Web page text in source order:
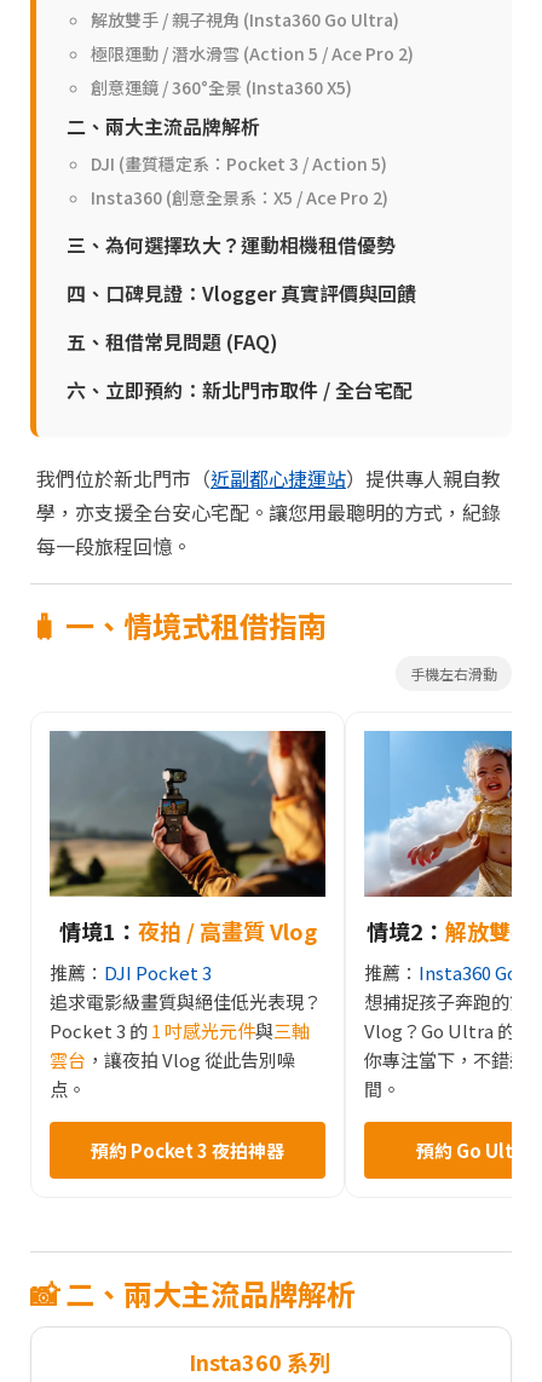
解放雙手 / 親子視角 (Insta360 Go Ultra)
極限運動 / 潛水滑雪 (Action 5 / Ace Pro 2)
創意運鏡 / 360°全景 (Insta360 X5)
二、兩大主流品牌解析
DJI (畫質穩定系：Pocket 3 / Action 5)
Insta360 (創意全景系：X5 / Ace Pro 2)
三、為何選擇玖大？運動相機租借優勢
四、口碑見證：Vlogger 真實評價與回饋
五、租借常見問題 (FAQ)
六、立即預約：新北門市取件 / 全台宅配
我們位於新北門市（近副都心捷運站）提供專人親自教
學，亦支援全台安心宅配。讓您用最聰明的方式，紀錄
每一段旅程回憶。
🧳 一、情境式租借指南
手機左右滑動
情境1： 夜拍 / 高畫質 Vlog
推薦： DJI Pocket 3
追求電影級畫質與絕佳低光表現？
Pocket 3 的1 吋感光元件與三軸
雲台 ，讓夜拍 Vlog 從此告別噪
点。
預約 Pocket 3 夜拍神器
情境2： 解放雙手
推薦： Insta360 Go
想捕捉孩子奔跑的第
Vlog？Go Ultra 的磁
你專注當下，不錯過
間。
預約 Go Ultra
📸 二、兩大主流品牌解析
Insta360 系列